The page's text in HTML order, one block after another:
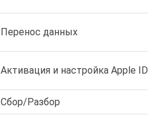
Перенос данных
Активация и настройка Apple ID
Сбор/Разбор